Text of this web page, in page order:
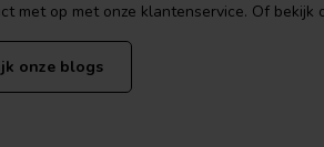
met op met onze klantenservice. Of bekijk
onze blogs